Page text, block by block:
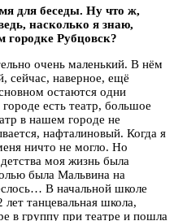
для беседы. Ну что ж,
насколько я знаю,
городке Рубцовск?
очень маленький. В нём
сейчас, наверное, ещё
остаются одни
есть театр, большое
в нашем городе не
нафталиновый. Когда я
ничто не могло. Но
моя жизнь была
была Мальвина на
В начальной школе
танцевальная школа,
в группу при театре и пошла